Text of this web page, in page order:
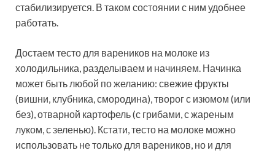
стабилизируется. В таком состоянии с ним удобнее
работать.
Достаем тесто для вареников на молоке из
холодильника, разделываем и начиняем. Начинка
может быть любой по желанию: свежие фрукты
(вишни, клубника, смородина), творог с изюмом (или
без), отварной картофель (с грибами, с жареным
луком, с зеленью). Кстати, тесто на молоке можно
использовать не только для вареников, но и для